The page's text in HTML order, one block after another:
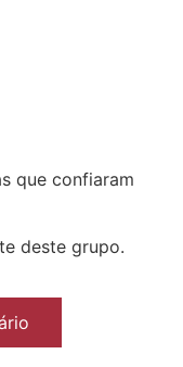
que confiaram
deste grupo.